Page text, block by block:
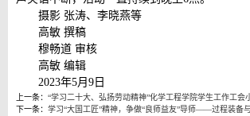
摄影 张涛、李晓燕等
高敏 撰稿
穆畅道 审核
高敏 编辑
2023年5月9日
上一条： “学习二十大、弘扬劳动精神”化学工程学院学生工作工会
下一条： 学习“大国工匠”精神，争做“良师益友”导师——过程装备